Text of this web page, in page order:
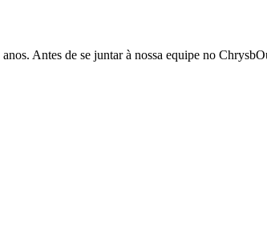
Antes de se juntar à nossa equipe no